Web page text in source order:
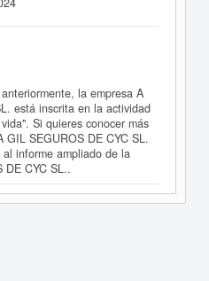
la empresa A
está inscrita en la actividad
Si quieres conocer más
GIL SEGUROS DE CYC SL.
informe ampliado de la
DE CYC SL..